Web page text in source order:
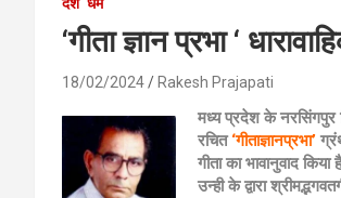
‘गीता ज्ञान प्रभा ‘
18/02/2024 Rakesh Prajapati
मध्य प्रदेश के नरसिंगपुर
रचित‘गीताज्ञानप्रभा’
गीता का भावानुवाद
उन्ही के द्वारा